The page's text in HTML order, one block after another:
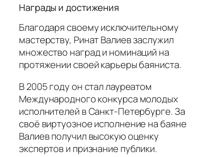
Награды и достижения
Благодаря своему исключительному
мастерству, Ринат Валиев заслужил
множество наград и номинаций на
протяжении своей карьеры баяниста.
В 2005 году он стал лауреатом
Международного конкурса молодых
исполнителей в Санкт-Петербурге. За
своё виртуозное исполнение на баяне
Валиев получил высокую оценку
экспертов и признание публики.